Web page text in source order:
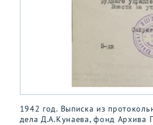
1942 год. Выписка из
дела Д.А.Кунаева, фонд Архива